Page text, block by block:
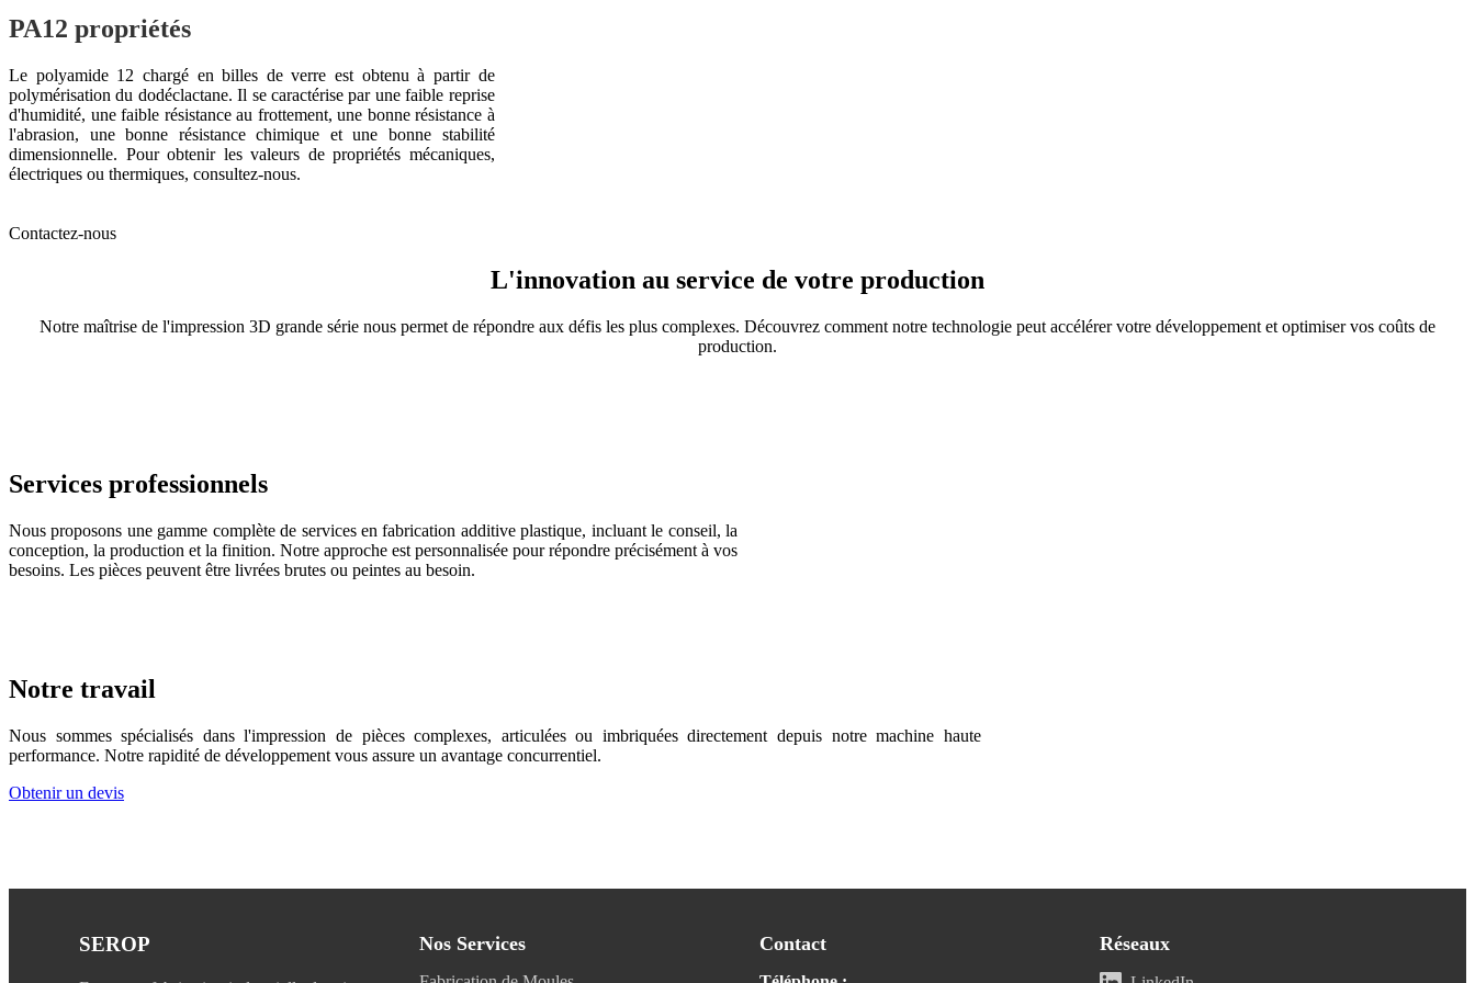
PA12 propriétés
Le polyamide 12 chargé en billes de verre est obtenu à partir de
polymérisation du dodéclactane. Il se caractérise par une faible reprise
d'humidité, une faible résistance au frottement, une bonne résistance à
l'abrasion, une bonne résistance chimique et une bonne stabilité
dimensionnelle. Pour obtenir les valeurs de propriétés mécaniques,
électriques ou thermiques, consultez-nous.
Contactez-nous
L'innovation au service de votre production
Notre maîtrise de l'impression 3D grande série nous permet de répondre aux défis les plus complexes. Découvrez comment notre technologie peut accélérer votre développement et optimiser vos coûts de
production.
Services professionnels
Nous proposons une gamme complète de services en fabrication additive plastique, incluant le conseil, la
conception, la production et la finition. Notre approche est personnalisée pour répondre précisément à vos
besoins. Les pièces peuvent être livrées brutes ou peintes au besoin.
Notre travail
Nous sommes spécialisés dans l'impression de pièces complexes, articulées ou imbriquées directement depuis notre machine haute
performance. Notre rapidité de développement vous assure un avantage concurrentiel.
Obtenir un devis
SEROP Nos Services Contact Réseaux